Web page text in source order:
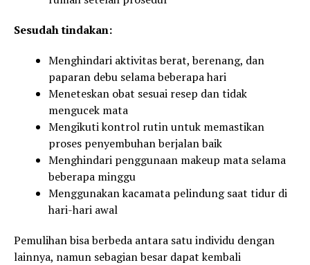
Sesudah tindakan:
Menghindari aktivitas berat, berenang, dan
paparan debu selama beberapa hari
Meneteskan obat sesuai resep dan tidak
mengucek mata
Mengikuti kontrol rutin untuk memastikan
proses penyembuhan berjalan baik
Menghindari penggunaan makeup mata selama
beberapa minggu
Menggunakan kacamata pelindung saat tidur di
hari-hari awal
Pemulihan bisa berbeda antara satu individu dengan
lainnya, namun sebagian besar dapat kembali